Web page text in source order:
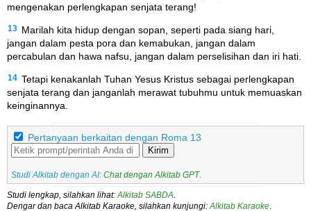
mengenakan perlengkapan senjata terang!
13 Marilah kita hidup dengan sopan, seperti pada siang hari,
jangan dalam pesta pora dan kemabukan, jangan dalam
percabulan dan hawa nafsu, jangan dalam perselisihan dan iri hati.
14 Tetapi kenakanlah Tuhan Yesus Kristus sebagai perlengkapan
senjata terang dan janganlah merawat tubuhmu untuk memuaskan
keinginannya.
Pertanyaan berkaitan dengan Roma 13
Kirim
Studi Alkitab dengan AI: Chat dengan Alkitab GPT.
Studi lengkap, silahkan lihat: Alkitab SABDA
Dengar dan baca Alkitab Karaoke, silahkan kunjungi: Alkitab Karaoke